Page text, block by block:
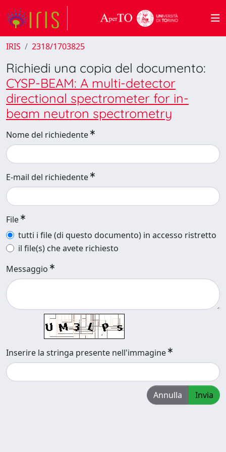
IRIS 2318/1703825
Richiedi una copia del documento:
CYSP-BEAM: A multi-detector
directional spectrometer for in-
beam neutron spectrometry
Nome del richiedente
E-mail del richiedente
File
tutti i file (di questo documento) in accesso ristretto
il file(s) che avete richiesto
Messaggio
Inserire la stringa presente nell'immagine
Annulla Invia